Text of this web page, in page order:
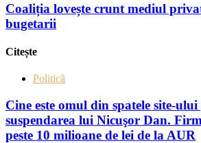
Coaliția lovește crunt mediul
bugetarii
Citește
Politică
Cine este omul din spatele site-
suspendarea lui Nicuşor Dan.
peste 10 milioane de lei de la AUR